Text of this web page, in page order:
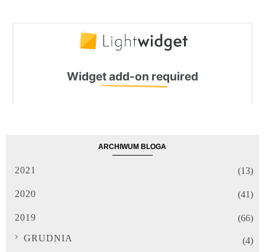
ARCHIWUM BLOGA
2021 (13)
2020 (41)
2019
(66)
GRUDNIA
(4)